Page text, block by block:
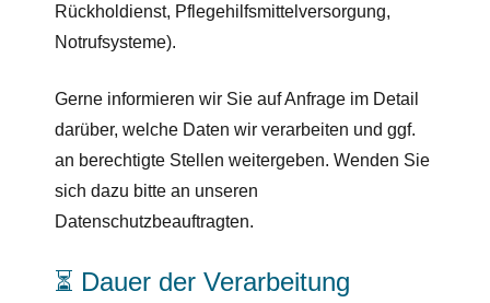
Rückholdienst, Pflegehilfsmittelversorgung,
Notrufsysteme).
Gerne informieren wir Sie auf Anfrage im Detail
darüber, welche Daten wir verarbeiten und ggf.
an berechtigte Stellen weitergeben. Wenden Sie
sich dazu bitte an unseren
Datenschutzbeauftragten.
⏳ Dauer der Verarbeitung